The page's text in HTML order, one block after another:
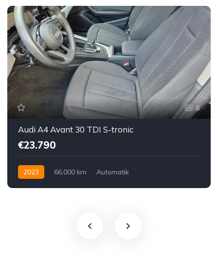
8
Audi A4 Avant 30 TDI S-tronic
€23.790
2023 66,000 km
Automatik